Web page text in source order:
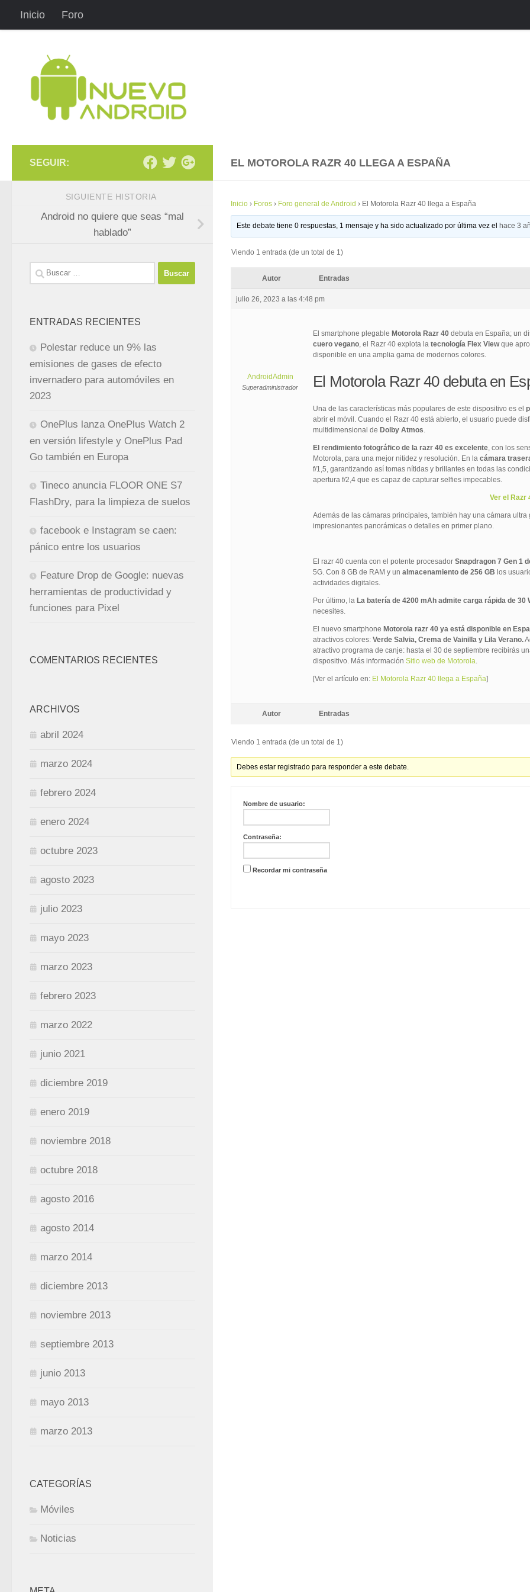
Saltar al contenido
Inicio Foro
EL MOTOROLA RAZR 40 LLEGA A ESPAÑA
Inicio › Foros › Foro general de Android › El Motorola Razr 40 llega a España
Este debate tiene 0 respuestas, 1 mensaje y ha sido actualizado por última vez el hace 3
Viendo 1 entrada (de un total de 1)
Autor Entradas
julio 26, 2023 a las 4:48 pm
AndroidAdmin
Superadministrador
El smartphone plegable Motorola Razr 40 debuta en España; un
cuero vegano, el Razr 40 explota la tecnología Flex Viewque
disponible en una amplia gama de modernos colores.
El Motorola Razr 40 debuta en
Una de las características más populares de este dispositivo es el
abrir el móvil. Cuando el Razr 40 está abierto, el usuario puede
multidimensional de Dolby Atmos.
El rendimiento fotográfico de la razr 40 es excelente, con los
Motorola, para una mejor nitidez y resolución. En la cámara
f/1,5, garantizando así tomas nítidas y brillantes en todas las
apertura f/2,4 que es capaz de capturar selfies impecables.
Ver el Razr
Además de las cámaras principales, también hay una cámara ultra
impresionantes panorámicas o detalles en primer plano.
El razr 40 cuenta con el potente procesador Snapdragon 7 Gen 1
5G. Con 8 GB de RAM y un almacenamiento de 256 GB los
actividades digitales.
Por último, la La batería de 4200 mAh admite carga rápida de 30
necesites.
El nuevo smartphone Motorola razr 40 ya está disponible en
atractivos colores: Verde Salvia, Crema de Vainilla y Lila Verano.
atractivo programa de canje: hasta el 30 de septiembre recibirás
dispositivo. Más información Sitio web de Motorola.
[Ver el artículo en: El Motorola Razr 40 llega a España]
Autor Entradas
Viendo 1 entrada (de un total de 1)
Debes estar registrado para responder a este debate.
Nombre de usuario:
Contraseña:
Recordar mi contraseña
SEGUIR:
SIGUIENTE HISTORIA
Android no quiere que seas “mal
hablado”
Buscar:
ENTRADAS RECIENTES
Polestar reduce un 9% las
emisiones de gases de efecto
invernadero para automóviles en
2023
OnePlus lanza OnePlus Watch 2
en versión lifestyle y OnePlus Pad
Go también en Europa
Tineco anuncia FLOOR ONE S7
FlashDry, para la limpieza de suelos
facebook e Instagram se caen:
pánico entre los usuarios
Feature Drop de Google: nuevas
herramientas de productividad y
funciones para Pixel
COMENTARIOS RECIENTES
ARCHIVOS
abril 2024
marzo 2024
febrero 2024
enero 2024
octubre 2023
agosto 2023
julio 2023
mayo 2023
marzo 2023
febrero 2023
marzo 2022
junio 2021
diciembre 2019
enero 2019
noviembre 2018
octubre 2018
agosto 2016
agosto 2014
marzo 2014
diciembre 2013
noviembre 2013
septiembre 2013
junio 2013
mayo 2013
marzo 2013
CATEGORÍAS
Móviles
Noticias